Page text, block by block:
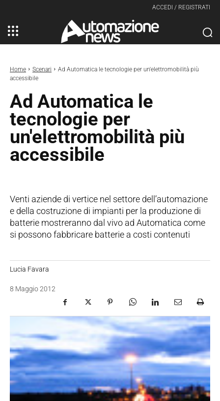
ACCEDI / REGISTRATI
Home Scenari
Ad Automatica le tecnologie per un'elettromobilità più
accessibile
Ad Automatica le
tecnologie per
un'elettromobilità più
accessibile
Venti aziende di vertice nel settore dell’automazione
e della costruzione di impianti per la produzione di
batterie mostreranno dal vivo ad Automatica come
si possono fabbricare batterie a costi contenuti
Lucia Favara
8 Maggio 2012